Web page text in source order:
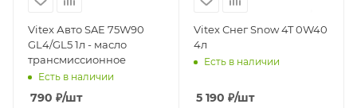
Vitex Авто SAE 75W90
GL4/GL5 1л - масло
трансмиссионное
Есть в наличии
790 ₽/шт
Vitex Снег Snow 4T 0W40
4л
Есть в наличии
5 190 ₽/шт